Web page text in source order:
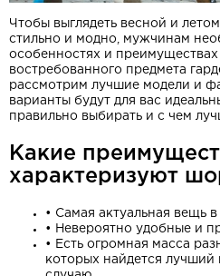
Чтобы выглядеть весной и
стильно и модно, мужчинам
особенностях и преимуществах
востребованного предмета
рассмотрим лучшие модели и
варианты будут для вас
правильно выбирать и с чем
Какие
характеризуют
• Самая актуальная вещь
•
Невероятно удобные и
•
Есть огромная масса
которых найдется